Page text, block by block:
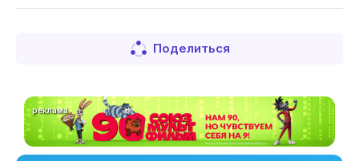
Поделиться
реклама